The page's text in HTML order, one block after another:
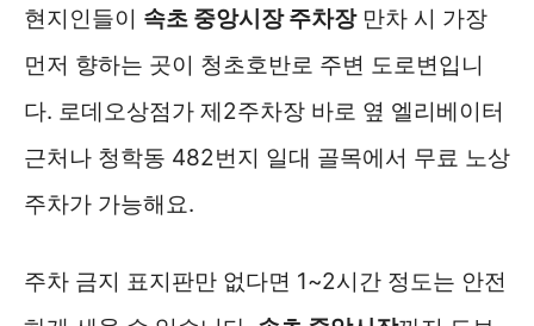
현지인들이 속초 중앙시장 주차장만차 시 가장
먼저 향하는 곳이 청초호반로 주변 도로변입니
다. 로데오상점가 제2주차장 바로 옆 엘리베이터
근처나 청학동 482번지 일대 골목에서 무료 노상
주차가 가능해요.
주차 금지 표지판만 없다면 1~2시간 정도는 안전